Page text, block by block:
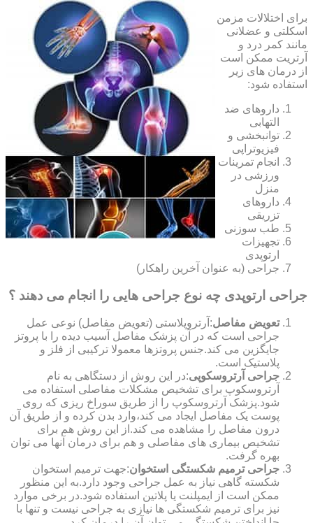
برای اختلالات مزمن
اسکلتی و عضلانی
مانند کمر درد و
آرتریت ممکن است
از درمان های زیر
استفاده شود:
داروهای ضد
التهابی
توانبخشی و
فیزیوتراپی
انجام تمرینات
ورزشی در
منزل
داروهای
تزریقی
طب سوزنی
تجهیزات
ارتوپدی
جراحی (به عنوان آخرین راهکار)
جراحی ارتوپدی چه نوع جراحی هایی را انجام می دهند ؟
تعویض مفاصل:آرتروپلاستی (تعویض مفاصل) نوعی عمل
جراحی است که در آن پزشک مفاصل آسیب دیده را با پروتز
جایگزین می کند.جنس پروتزها معمولا ترکیبی از فلز و
پلاستیک است.
جراحی آرتروسکوپی:در این روش از دستگاهی به نام
آرتروسکوپ برای تشخیص مشکلات مفاصلی استفاده می
شود.پزشک آرتروسکوپ را از طریق سوراخ ریزی که روی
پوست یک مفاصل ایجاد می کند،وارد بدن کرده و از طریق آن
درون مفاصل را مشاهده می کند.از این روش هم برای
تشخیص بیماری های مفاصلی و هم برای درمان آنها می توان
بهره گرفت.
جراحی ترمیم شکستگی استخوان:جهت ترمیم استخوان
شکسته گاهی نیاز به عمل جراحی وجود دارد.به این منظور
ممکن است از ایمپلنت یا پلاتین استفاده شود.در برخی موارد
نیز برای ترمیم شکستگی ها نیازی به جراحی نیست و تنها با